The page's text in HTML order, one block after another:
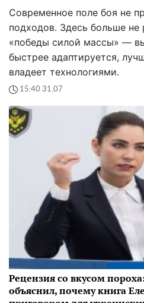
Современное поле боя не
подходов. Здесь больше не
«победы силой массы» —
быстрее адаптируется,
владеет технологиями.
15:40 31.07
Рецензия со вкусом
объяснил, почему книга